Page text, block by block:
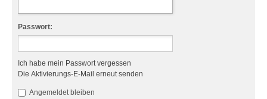
Passwort:
Ich habe mein Passwort vergessen
Die Aktivierungs-E-Mail erneut senden
Angemeldet bleiben